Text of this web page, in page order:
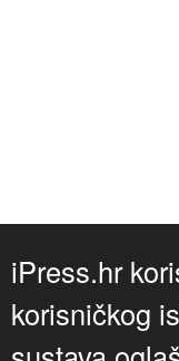
iPress.hr
korisničkog